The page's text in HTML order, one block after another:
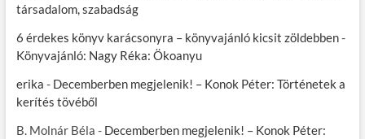
társadalom, szabadság
6 érdekes könyv karácsonyra – könyvajánló kicsit zöldebben-
Könyvajánló: Nagy Réka: Ökoanyu
erika - Decemberben megjelenik! – Konok Péter: Történetek a
kerítés tövéből
B. Molnár Béla - Decemberben megjelenik! – Konok Péter: